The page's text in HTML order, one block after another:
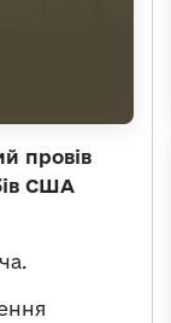
провів
США